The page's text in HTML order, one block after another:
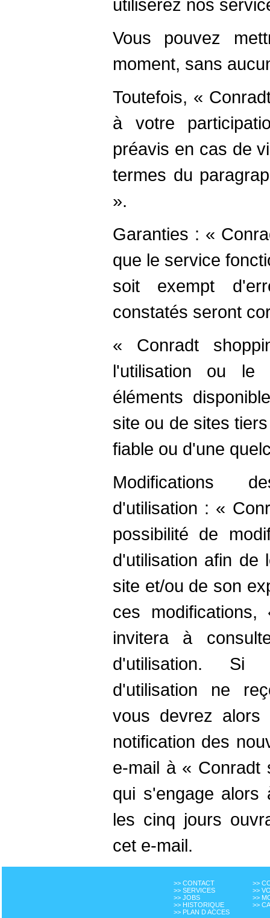
utiliserez nos
Vous pouvez
moment, sans
Toutefois, «
à votre
préavis en cas de
termes du
».
Garanties : «
que le service
soit exempt
constatés seront
« Conradt
l'utilisation ou le
éléments
site ou de sites
fiable ou d'une
Modifications
d'utilisation : «
possibilité de
d'utilisation afin de
site et/ou de son
ces
invitera à
d'utilisation. Si
d'utilisation ne
vous devrez
notification des
e-mail à « Conradt
qui s'engage alors
les cinq jours
cet e-mail.
>> CONTACT
>> SERVICES
>> JOBS
>> HISTORIQUE
>> PLAN D ACCES
>>
>>
>>
>>